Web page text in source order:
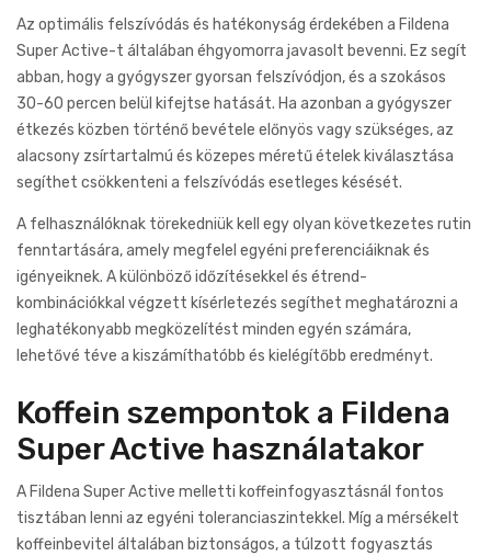
Az optimális felszívódás és hatékonyság érdekében a Fildena
Super Active-t általában éhgyomorra javasolt bevenni. Ez segít
abban, hogy a gyógyszer gyorsan felszívódjon, és a szokásos
30-60 percen belül kifejtse hatását. Ha azonban a gyógyszer
étkezés közben történő bevétele előnyös vagy szükséges, az
alacsony zsírtartalmú és közepes méretű ételek kiválasztása
segíthet csökkenteni a felszívódás esetleges késését.
A felhasználóknak törekedniük kell egy olyan következetes rutin
fenntartására, amely megfelel egyéni preferenciáiknak és
igényeiknek. A különböző időzítésekkel és étrend-
kombinációkkal végzett kísérletezés segíthet meghatározni a
leghatékonyabb megközelítést minden egyén számára,
lehetővé téve a kiszámíthatóbb és kielégítőbb eredményt.
Koffein szempontok a Fildena
Super Active használatakor
A Fildena Super Active melletti koffeinfogyasztásnál fontos
tisztában lenni az egyéni toleranciaszintekkel. Míg a mérsékelt
koffeinbevitel általában biztonságos, a túlzott fogyasztás